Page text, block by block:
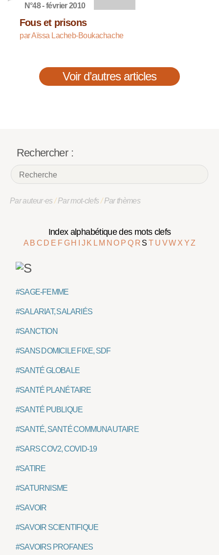
N°48 - février 2010
Fous et prisons
par Aïssa Lacheb-Boukachache
Voir d’autres articles
Rechercher :
Par auteur·es/Par mot-clefs/Par thèmes
Index alphabétique des mots clefs
A B C D E F G H J K L M NO P Q R ST U VW X YZ
#SAGE-FEMME
#SALARIAT, SALARIÉS
#SANCTION
#SANS DOMICILE FIXE, SDF
#SANTÉ GLOBALE
#SANTÉ PLANÉTAIRE
#SANTÉ PUBLIQUE
#SANTÉ, SANTÉ COMMUNAUTAIRE
#SARS COV2, COVID-19
#SATIRE
#SATURNISME
#SAVOIR
#SAVOIR SCIENTIFIQUE
#SAVOIRS PROFANES